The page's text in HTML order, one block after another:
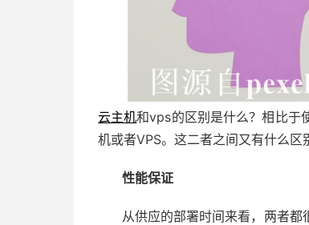
云主机和vps的区别是什么？相比于
机或者VPS。这二者之间又有什么区
性能保证
从供应的部署时间来看，两者